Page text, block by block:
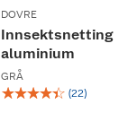
DOVRE
Innsektsnetting
aluminium
GRÅ
☆☆☆☆☆ (22)